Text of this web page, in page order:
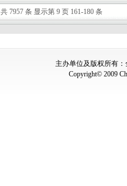
共 7957 条 显示第 9 页 161-180 条
主办单位及版权所有
Copyright© 2009